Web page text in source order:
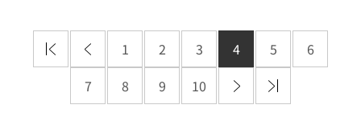
1 2 3 4 5
6
7
8 9 10